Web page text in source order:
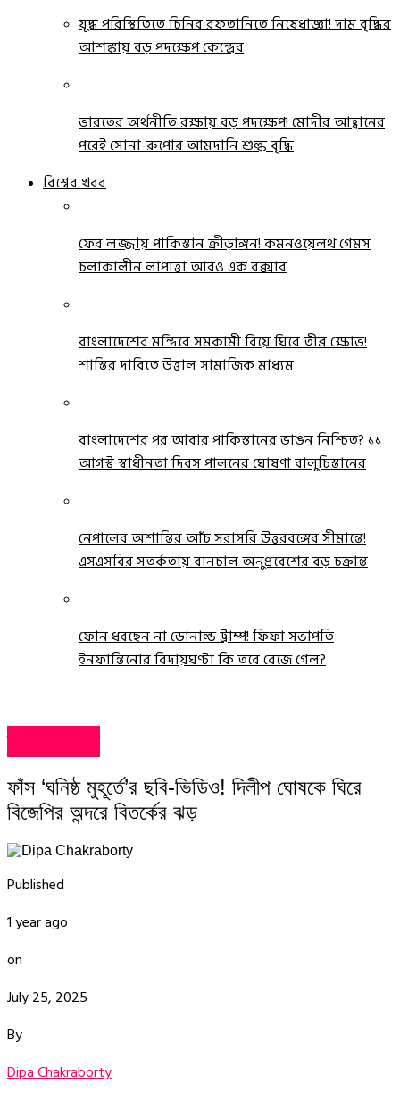
যুদ্ধ পরিস্থিতিতে চিনির রফতানিতে নিষেধাজ্ঞা! দাম বৃদ্ধির
আশঙ্কায় বড় পদক্ষেপ কেন্দ্রের
ভারতের অর্থনীতি রক্ষায় বড় পদক্ষেপ! মোদীর আহ্বানের
পরেই সোনা-রুপোর আমদানি শুল্ক বৃদ্ধি
বিশ্বের খবর
ফের লজ্জায় পাকিস্তান ক্রীড়াঙ্গন! কমনওয়েলথ গেমস
চলাকালীন লাপাত্তা আরও এক বক্সার
বাংলাদেশের মন্দিরে সমকামী বিয়ে ঘিরে তীব্র ক্ষোভ!
শাস্তির দাবিতে উত্তাল সামাজিক মাধ্যম
বাংলাদেশের পর আবার পাকিস্তানের ভাঙন নিশ্চিত? ১১
আগস্ট স্বাধীনতা দিবস পালনের ঘোষণা বালুচিস্তানের
নেপালের অশান্তির আঁচ সরাসরি উত্তরবঙ্গের সীমান্তে!
এসএসবির সতর্কতায় বানচাল অনুপ্রবেশের বড় চক্রান্ত
ফোন ধরছেন না ডোনাল্ড ট্রাম্প! ফিফা সভাপতি
ইনফান্তিনোর বিদায়ঘণ্টা কি তবে বেজে গেল?
ফাঁস ‘ঘনিষ্ঠ মুহূর্তে’র ছবি-ভিডিও! দিলীপ ঘোষকে ঘিরে
বিজেপির অন্দরে বিতর্কের ঝড়
Published
1 year ago
on
July 25, 2025
By
Dipa Chakraborty